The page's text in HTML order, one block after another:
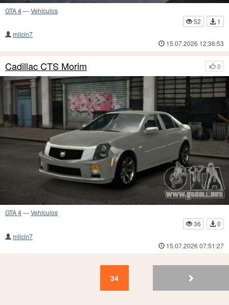
GTA 4—Vehículos
52
1
milcin7
15.07.2026 12:36:53
0
Cadillac CTS Morim
GTA 4—Vehículos
36
0
milcin7
15.07.2026 07:51:27
30 29 28 27 26 25
34